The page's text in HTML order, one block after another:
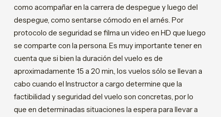
como acompañar en la carrera de despegue y luego del
despegue, como sentarse cómodo en el arnés. Por
protocolo de seguridad se filma un video en HD que luego
se comparte con la persona. Es muy importante tener en
cuenta que si bien la duración del vuelo es de
aproximadamente 15 a 20 min., los vuelos sólo se llevan a
cabo cuando el Instructor a cargo determine que la
factibilidad y seguridad del vuelo son concretas, por lo
que en determinadas situaciones la espera para llevar a